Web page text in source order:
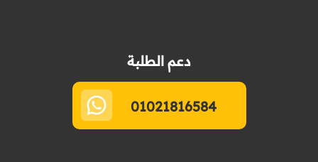
دعم الطلبة
01021816584